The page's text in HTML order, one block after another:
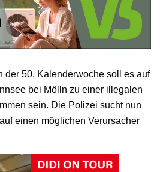
der 50. Kalenderwoche soll es auf
bei Mölln zu einer illegalen
sein. Die Polizei sucht nun
einen möglichen Verursacher